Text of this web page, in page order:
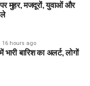
पर मुहर, मजदूरों, युवाओं और
16 hours ago
बारिश का अलर्ट, लोगों